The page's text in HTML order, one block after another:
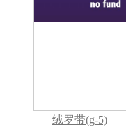
绒罗带(g-5)